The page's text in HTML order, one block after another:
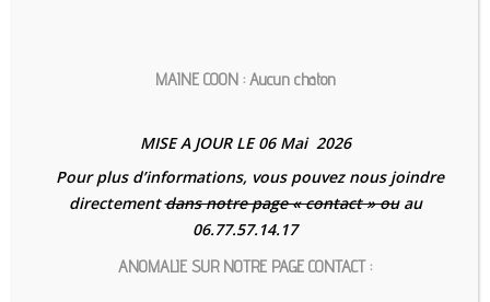
22 février 2022
Les Couleurs chez le
Maine Coon
MAINE COON : Aucun chaton
MISE A JOUR LE 06 Mai 2026
Pour plus d’informations, vous pouvez nous joindre
directementdans notre page « contact » ouau
06.77.57.14.17
ANOMALIE SUR NOTRE PAGE CONTACT :